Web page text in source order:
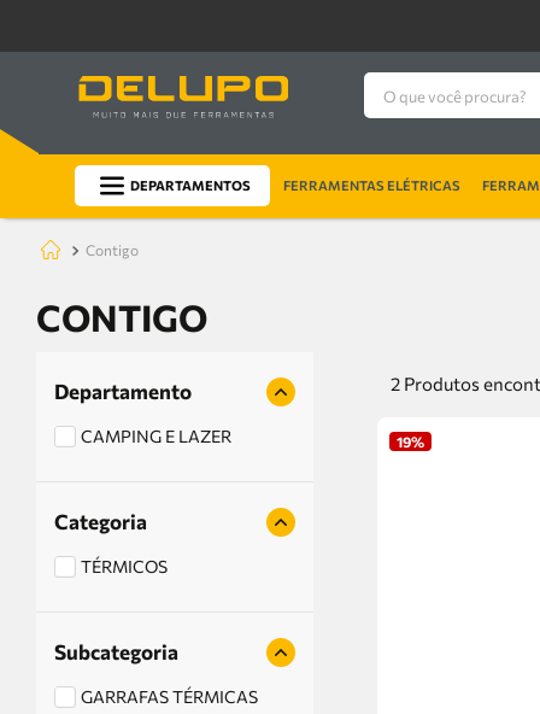
O que você procura?
DEPARTAMENTOS FERRAMENTAS ELÉTRICAS
contigo
CONTIGO
Departamento
CAMPING E LAZER
Categoria
TÉRMICOS
Subcategoria
GARRAFAS TÉRMICAS
2 Produtos
19%